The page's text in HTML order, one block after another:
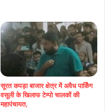
सूरत कपड़ा बाजार क्षेत्र में अवैध पार्किंग
वसूली के खिलाफ टेम्पो चालकों की
महापंचायत,